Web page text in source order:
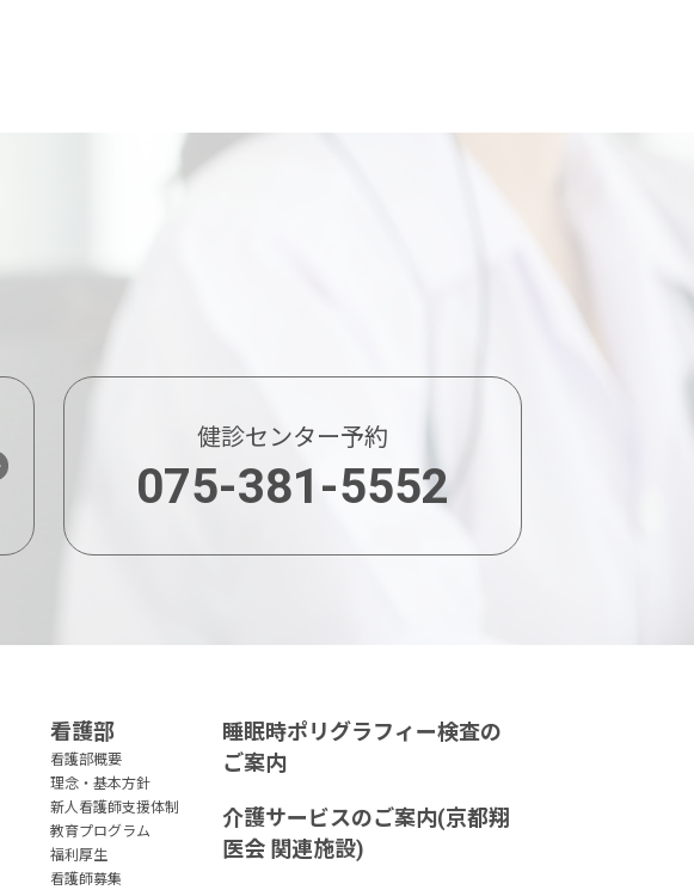
健診センター予約
075-381-5552
看護部
看護部概要
理念・基本方針
新人看護師支援体制
教育プログラム
福利厚生
看護師募集
睡眠時ポリグラフィー検査の
ご案内
介護サービスのご案内(京都翔
医会 関連施設)